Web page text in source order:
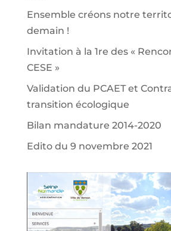
Ensemble créons notre
demain !
Invitation à la 1re des «
CESE »
Validation du PCAET et
transition écologique
Bilan mandature 2014-2020
Edito du 9 novembre 2021